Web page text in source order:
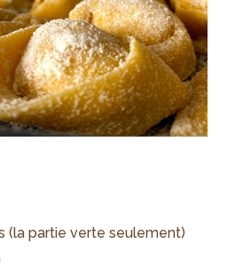
(la partie verte seulement)